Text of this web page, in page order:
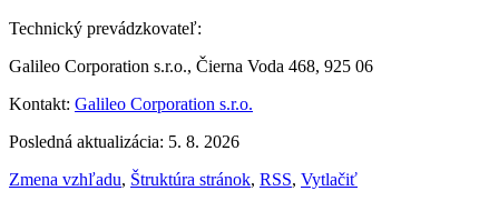
Technický prevádzkovateľ:
Galileo Corporation s.r.o., Čierna Voda 468, 925 06
Kontakt: Galileo Corporation s.r.o.
Posledná aktualizácia: 5. 8. 2026
Zmena vzhľadu, Štruktúra stránok, RSS, Vytlačiť